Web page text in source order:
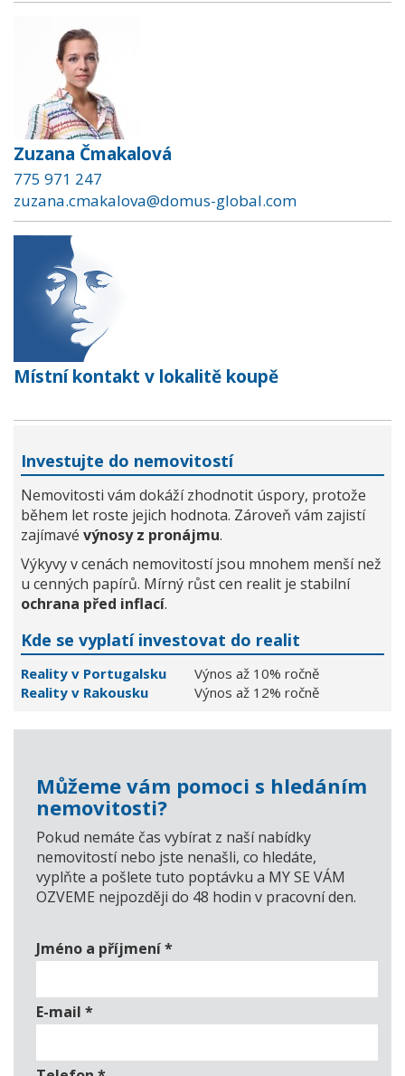
Zuzana Čmakalová
775 971 247
zuzana.cmakalova@domus-global.com
Místní kontakt v lokalitě koupě
Investujte do nemovitostí
Nemovitosti vám dokáží zhodnotit úspory, protože
během let roste jejich hodnota. Zároveň vám zajistí
zajímavé výnosy z pronájmu.
Výkyvy v cenách nemovitostí jsou mnohem menší než
u cenných papírů. Mírný růst cen realit je stabilní
ochrana před inflací.
Kde se vyplatí investovat do realit
Reality v Portugalsku
Výnos až 10% ročně
Reality v Rakousku
Výnos až 12% ročně
Můžeme vám pomoci s hledáním
nemovitosti?
Pokud nemáte čas vybírat z naší nabídky
nemovitostí nebo jste nenašli, co hledáte,
vyplňte a pošlete tuto poptávku a MY SE VÁM
OZVEME nejpozději do 48 hodin v pracovní den.
Jméno a příjmení*
E-mail *